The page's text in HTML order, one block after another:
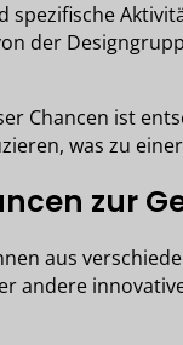
spezifische
der
Chancen ist
was zu
zur
aus
andere